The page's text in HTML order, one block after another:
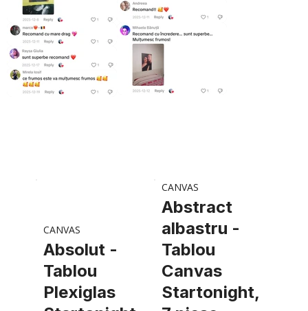
CANVAS
Absolut -
Tablou
Plexiglas
CANVAS
Abstract
albastru -
Tablou
Canvas
Startonight,